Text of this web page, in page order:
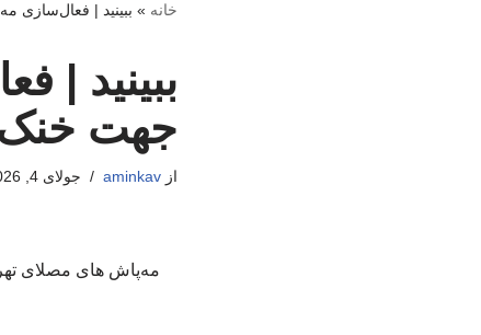
خانه » ببینید | فعال‌سازی
ببینید |
جهت
ازaminkav جولای 4, 2026
مه‌پاش های مصلای